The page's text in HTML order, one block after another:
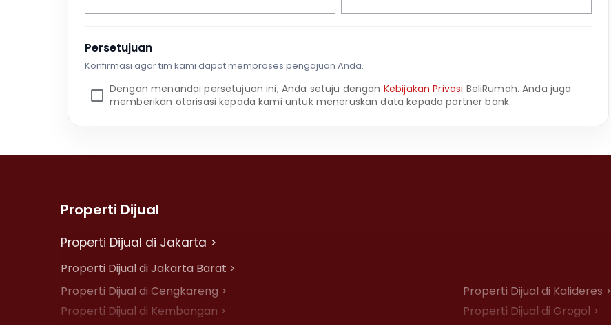
Persetujuan
Konfirmasi agar tim kami dapat memproses pengajuan Anda.
Dengan menandai persetujuan ini, Anda setuju dengan Kebijakan Privasi BeliRumah. Anda juga
memberikan otorisasi kepada kami untuk meneruskan data kepada partner bank.
Properti Dijual
Properti Dijual di Jakarta >
Properti Dijual di Jakarta Barat >
Properti Dijual di Cengkareng >
Properti Dijual di Kalideres >
Properti Dijual di Kembangan >
Properti Dijual di Grogol >